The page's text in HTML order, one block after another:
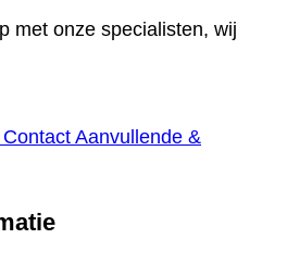
met onze specialisten, wij
Contact Aanvullende &